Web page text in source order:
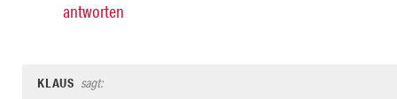
antworten
KLAUS sagt: